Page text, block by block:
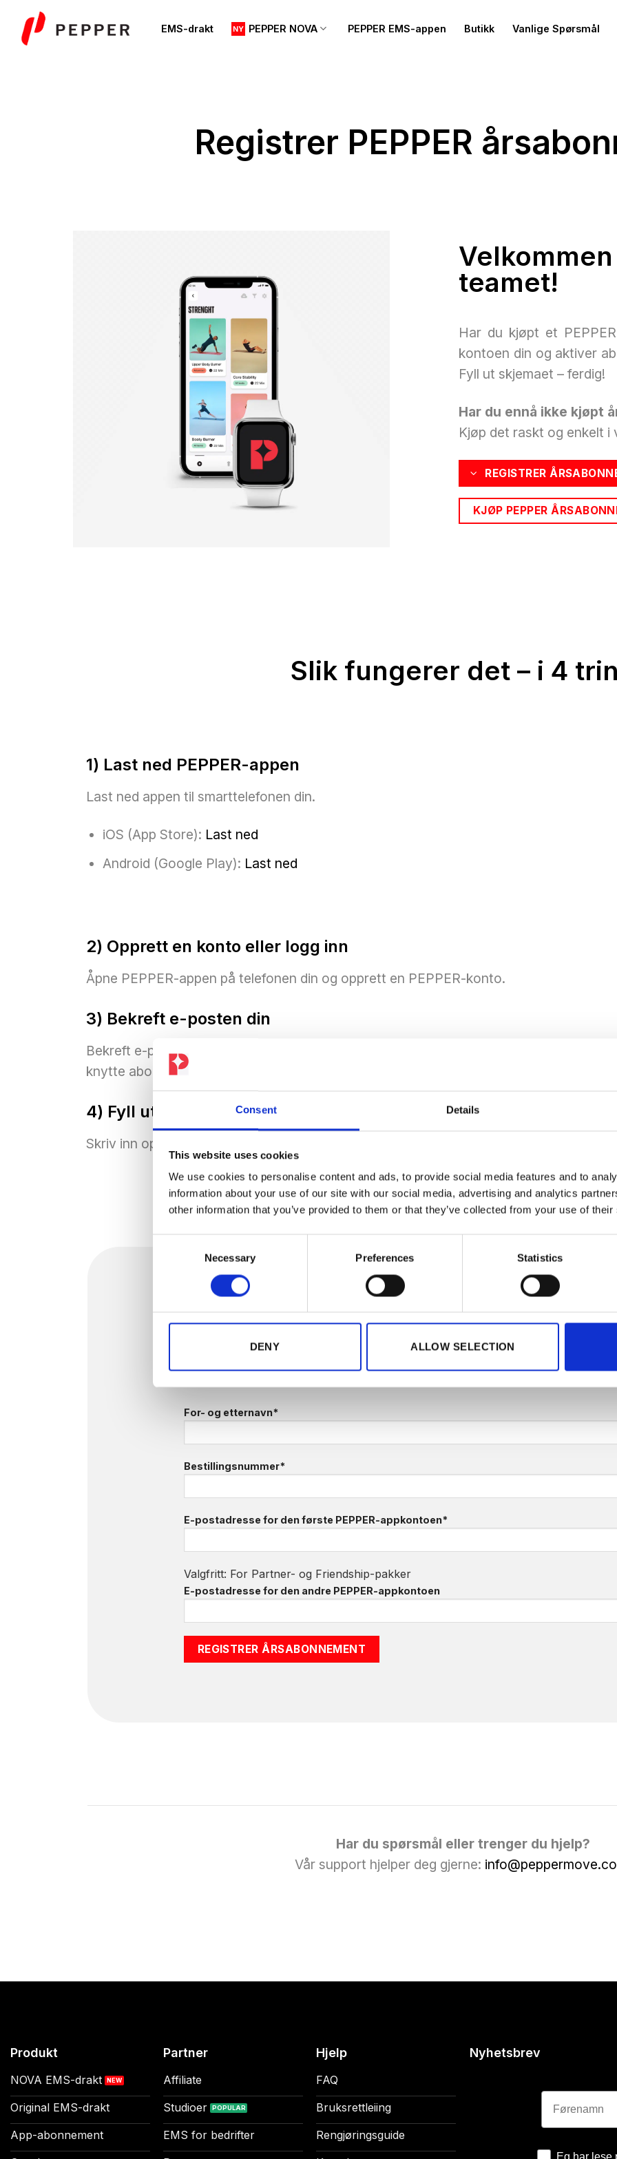
Consent Details
This website uses cookies
We use cookies to personalise content and ads, to provide social media features and to
information about your use of our site with our social media, advertising and analytics
other information that you’ve provided to them or that they’ve collected from your use of
Necessary Preferences Statistics
DENY ALLOW SELECTION
content
EMS-drakt PEPPER NOVA PEPPER EMS-appen Butikk Vanlige Spørsmål
Registrer PEPPER
Velkommen
teamet!
Har du kjøpt et
kontoen din og aktiver
Fyll ut skjemaet – ferdig!
Har du ennå ikke kjøpt
Kjøp det raskt og enkelt i
REGISTRER
KJØP PEPPER
Slik fungerer det – i 4
1) Last ned PEPPER-appen
Last ned appen til smarttelefonen din.
iOS (App Store): Last ned
Android (Google Play): Last ned
2) Opprett en konto eller logg inn
Åpne PEPPER-appen på telefonen din og opprett en PEPPER-konto.
3) Bekreft e-posten din
Bekreft e-postadressen for PEPPER-kontoen din i appen. Ha den klar – vi trenger
knytte abonnementet ditt riktig.
4) Fyll ut skjemaet nedenfor
Skriv inn opplysningene dine og send inn skjemaet. Vi kobler kjøpet ditt automatisk til
Registreringsskjema
For- og etternavn*
Bestillingsnummer*
E-postadresse for den første PEPPER-appkontoen*
Valgfritt: For Partner- og Friendship-pakker
E-postadresse for den andre PEPPER-appkontoen
Har du spørsmål eller trenger du hjelp?
Vår support hjelper deg gjerne:
Produkt
NOVA EMS-drakt
Original EMS-drakt
App-abonnement
Partner
Affiliate
Studioer
EMS for bedrifter
Hjelp
FAQ
Bruksrettleiing
Rengjøringsguide
Nyhetsbrev
Førenamn
Eg har